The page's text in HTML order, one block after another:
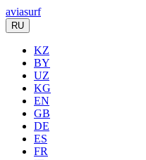
aviasurf
RU
KZ
BY
UZ
KG
EN
GB
DE
ES
FR